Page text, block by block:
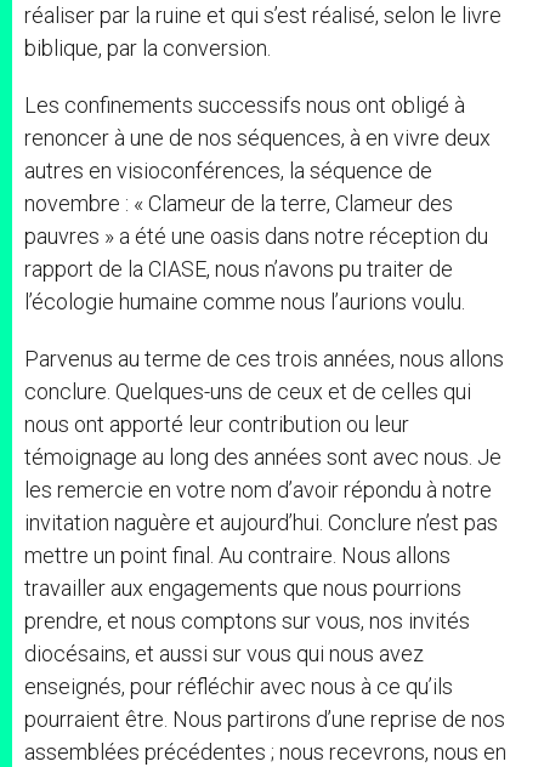
réaliser par la ruine et qui s’est réalisé, selon le livre
biblique, par la conversion.
Les confinements successifs nous ont obligé à
renoncer à une de nos séquences, à en vivre deux
autres en visioconférences, la séquence de
novembre : « Clameur de la terre, Clameur des
pauvres » a été une oasis dans notre réception du
rapport de la CIASE, nous n’avons pu traiter de
l’écologie humaine comme nous l’aurions voulu.
Parvenus au terme de ces trois années, nous allons
conclure. Quelques-uns de ceux et de celles qui
nous ont apporté leur contribution ou leur
témoignage au long des années sont avec nous. Je
les remercie en votre nom d’avoir répondu à notre
invitation naguère et aujourd’hui. Conclure n’est pas
mettre un point final. Au contraire. Nous allons
travailler aux engagements que nous pourrions
prendre, et nous comptons sur vous, nos invités
diocésains, et aussi sur vous qui nous avez
enseignés, pour réfléchir avec nous à ce qu’ils
pourraient être. Nous partirons d’une reprise de nos
assemblées précédentes ; nous recevrons, nous en